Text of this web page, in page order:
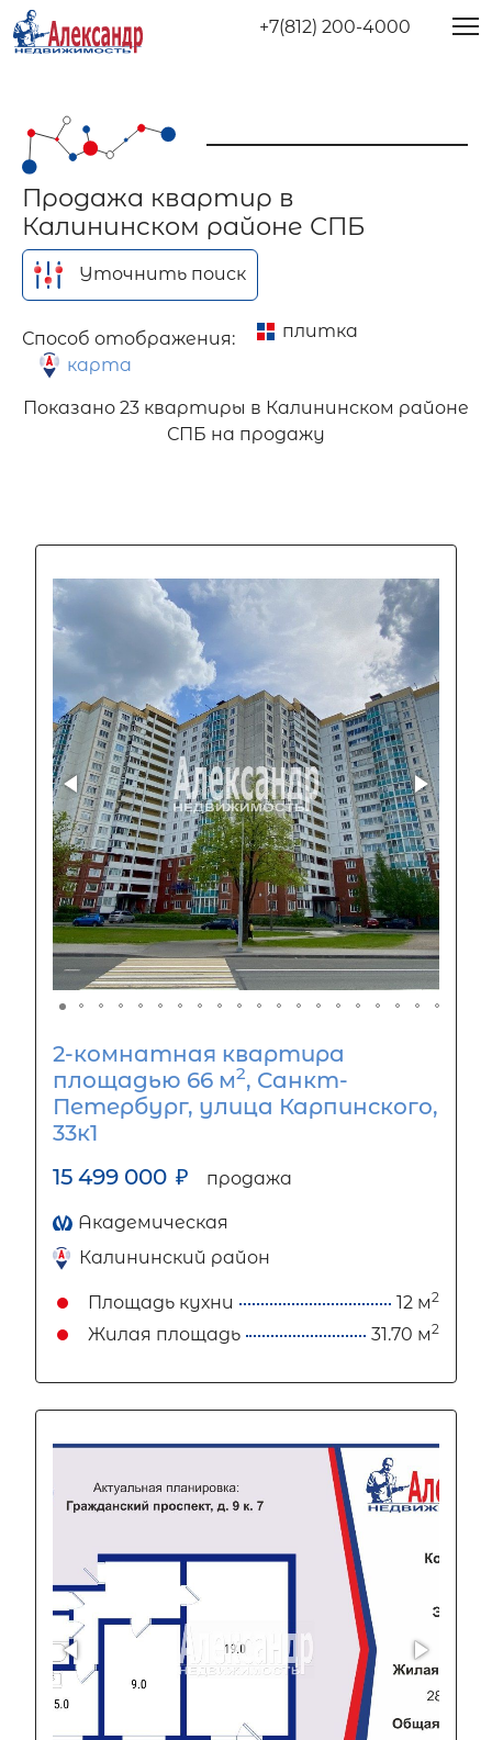
+7(812) 200-4000
Продажа квартир в
Калининском районе СПБ
Уточнить поиск
Способ отображения:
плитка
карта
Показано 23 квартиры в Калининском районе
СПБ на продажу
2-комнатная квартира
площадью 66 м2, Санкт-
Петербург, улица Карпинского,
33к1
15 499 000 ₽ продажа
Академическая
Калининский район
Площадь кухни 12 м2
Жилая площадь 31.70 м2